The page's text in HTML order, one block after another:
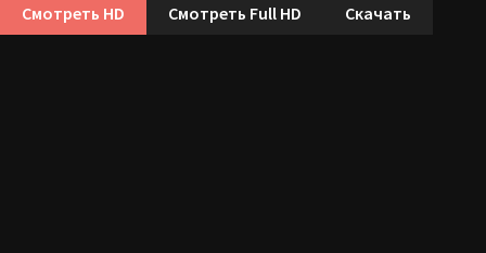
Смотреть HD Смотреть Full HD Скачать